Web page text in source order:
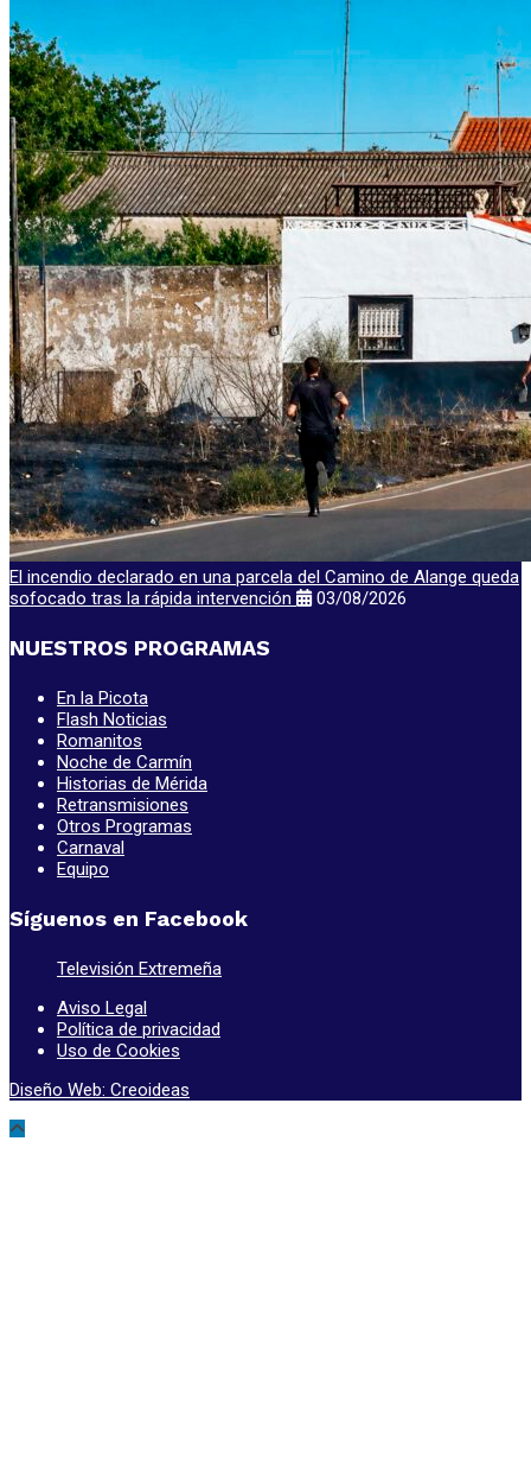
El incendio declarado en una parcela del Camino de Alange queda
sofocado tras la rápida intervención
03/08/2026
NUESTROS PROGRAMAS
En la Picota
Flash Noticias
Romanitos
Noche de Carmín
Historias de Mérida
Retransmisiones
Otros Programas
Carnaval
Equipo
Síguenos en Facebook
Televisión Extremeña
Aviso Legal
Política de privacidad
Uso de Cookies
Diseño Web: Creoideas